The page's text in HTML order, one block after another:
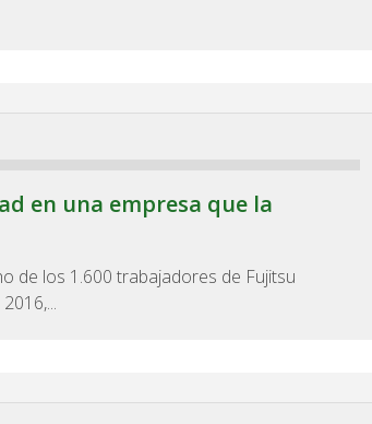
en una empresa que la
de los 1.600 trabajadores de Fujitsu